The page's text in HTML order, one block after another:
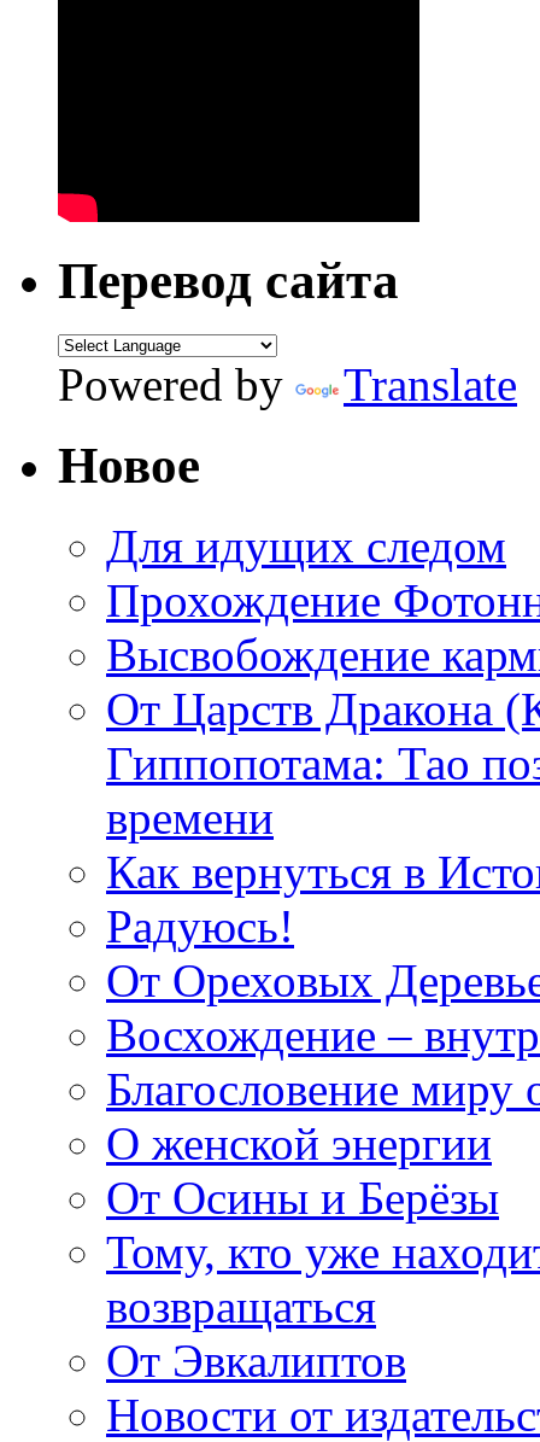
Перевод сайта
Powered by Translate
Новое
Для идущих следом
Прохождение
Высвобождение
От Царств Дракона
Гиппопотама: Тао
времени
Как вернуться в
Радуюсь!
От Ореховых
Восхождение –
Благословение миру
О женской энергии
От Осины и Берёзы
Тому, кто уже
возвращаться
От Эвкалиптов
Новости от